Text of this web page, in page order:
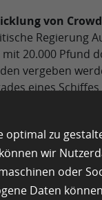
von
Regierung
mit 20.000 Pfund
vergeben
eines
wie
der
industrieller
optimal zu
wir
oder
Daten